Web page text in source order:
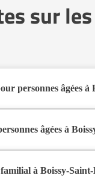
sur
personnes âgées à
sécurisant, idéal
âgées à
partagés, d’une
à Boissy-Saint-